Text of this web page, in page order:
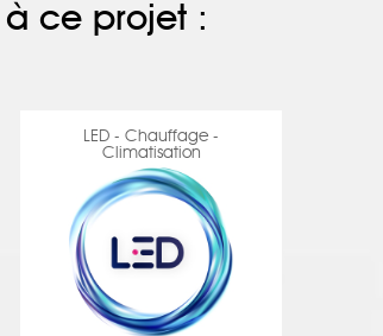
à ce projet :
LED - Chauffage -
Climatisation